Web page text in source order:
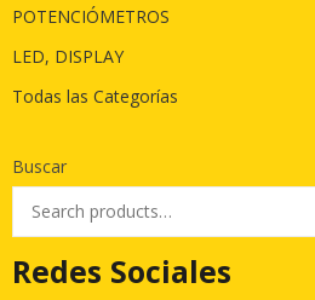
POTENCIÓMETROS
LED, DISPLAY
Todas las Categorías
Buscar
Redes Sociales